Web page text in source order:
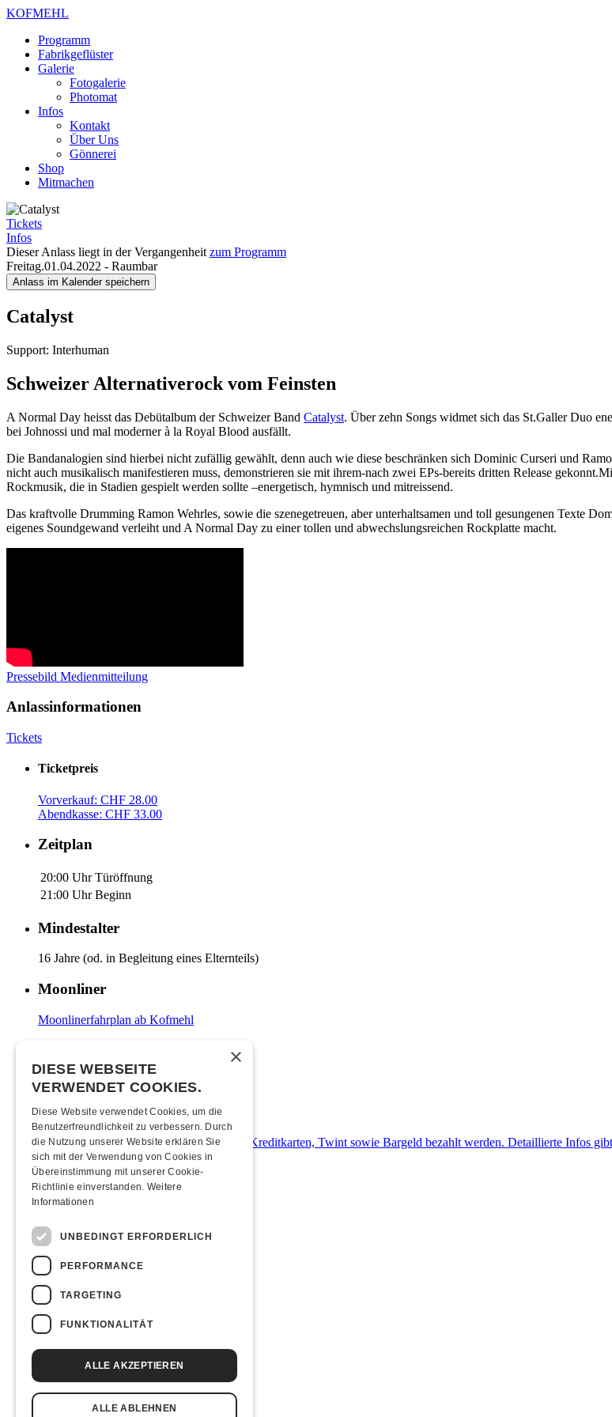
KOFMEHL
Programm
Fabrikgeflüster
Galerie
Fotogalerie
Photomat
Infos
Kontakt
Über Uns
Gönnerei
Shop
Mitmachen
Tickets
Infos
Dieser Anlass liegt in der Vergangenheit zum Programm
Freitag.01.04.2022 - Raumbar
Anlass im Kalender speichern
Catalyst
Support: Interhuman
Schweizer Alternativerock vom Feinsten
A Normal Day heisst das Debütalbum der Schweizer Band Catalyst. Über zehn Songs widmet sich das St.Galler Duo
bei Johnossi und mal moderner à la Royal Blood ausfällt.
Die Bandanalogien sind hierbei nicht zufällig gewählt, denn auch wie diese beschränken sich Dominic Curseri und
nicht auch musikalisch manifestieren muss, demonstrieren sie mit ihrem-nach zwei EPs-bereits dritten Release
Rockmusik, die in Stadien gespielt werden sollte –energetisch, hymnisch und mitreissend.
Das kraftvolle Drumming Ramon Wehrles, sowie die szenegetreuen, aber unterhaltsamen und toll gesungenen Texte
eigenes Soundgewand verleiht und A Normal Day zu einer tollen und abwechslungsreichen Rockplatte macht.
Pressebild Medienmitteilung
Anlassinformationen
Tickets
Ticketpreis
Vorverkauf: CHF 28.00
Abendkasse: CHF 33.00
Zeitplan
20:00 Uhr Türöffnung
21:00 Uhr Beginn
Mindestalter
16 Jahre (od. in Begleitung eines Elternteils)
Moonliner
Moonlinerfahrplan ab Kofmehl
Mit den ÖVs | Mit dem Auto | Zu Fuss
Zahlungsarten
Bei uns kann mit allen gängigen Debit- & Kreditkarten, Twint sowie Bargeld bezahlt werden. Detaillierte Infos
Übernachten
Jugendherberge Solothurn (inkl. Rabatt)
H4 Hotel
Weitere Unterkünfte
Essenstipps
Pier 11
Restaurant Kreuz
Pittaria
Links & Partner
Facebook-Event
×
DIESE WEBSEITE
VERWENDET COOKIES.
Diese Website verwendet Cookies, um die
Benutzerfreundlichkeit zu verbessern. Durch
die Nutzung unserer Website erklären Sie
sich mit der Verwendung von Cookies in
Übereinstimmung mit unserer Cookie-
Richtlinie einverstanden. Weitere
Informationen
UNBEDINGT ERFORDERLICH
PERFORMANCE
TARGETING
FUNKTIONALITÄT
ALLE AKZEPTIEREN
ALLE ABLEHNEN